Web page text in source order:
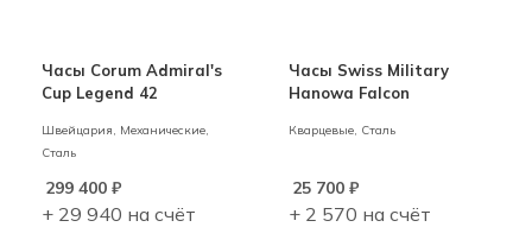
Часы Corum Admiral's
Cup Legend 42
Швейцария, Механические,
Сталь
299 400 ₽
+ 29 940 на счёт
Часы Swiss Military
Hanowa Falcon
Кварцевые, Сталь
25 700₽
+ 2 570 на счёт